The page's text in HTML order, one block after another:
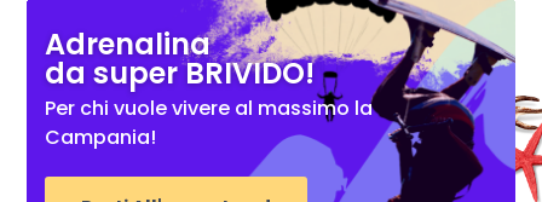
Adrenalina
da super BRIVIDO!
Per chi vuole vivere al massimo la
Campania!